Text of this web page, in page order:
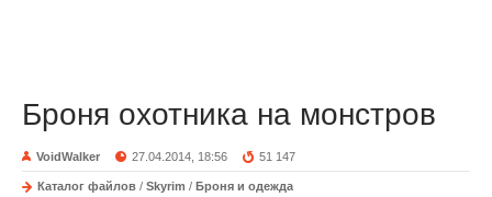
Броня охотника на монстров
VoidWalker 27.04.2014, 18:56 51 147
Каталог файлов / Skyrim / Броня и одежда